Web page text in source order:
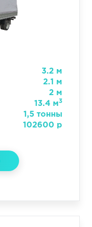
3.2 м
2.1 м
2 м
13.4 м3
1,5 тонны
102600 р